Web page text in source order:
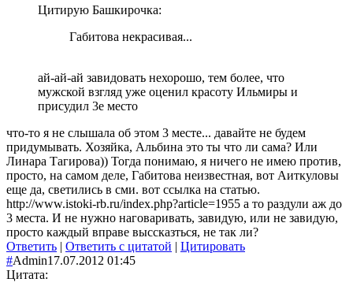
Цитирую Башкирочка:
Габитова некрасивая...
ай-ай-ай завидовать нехорошо, тем более, что
мужской взгляд уже оценил красоту Ильмиры и
присудил 3е место
что-то я не слышала об этом 3 месте... давайте не будем
придумывать. Хозяйка, Альбина это ты что ли сама? Или
Линара Тагирова)) Тогда понимаю, я ничего не имею против,
просто, на самом деле, Габитова неизвестная, вот Аиткуловы
еще да, светились в сми. вот ссылка на статью.
http://www.istoki-rb.ru/index.php?article=1955 а то раздули аж до
3 места. И не нужно наговаривать, завидую, или не завидую,
просто каждый вправе выссказться, не так ли?
Ответить | Ответить с цитатой | Цитировать
#Admin17.07.2012 01:45
Цитата: